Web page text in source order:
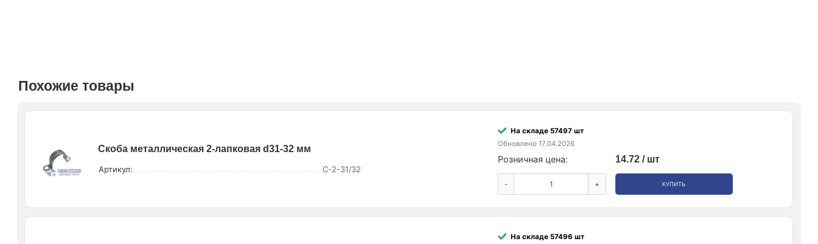
Похожие товары
Скоба металлическая 2-лапковая d31-32 мм
Артикул: С-2-31/32
На складе 57497 шт
Обновлено 17.04.2026
Розничная цена: 14.72 / шт
- + КУПИТЬ
На складе 57496 шт